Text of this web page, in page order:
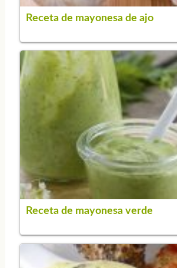
Receta de mayonesa de ajo
Receta de mayonesa verde